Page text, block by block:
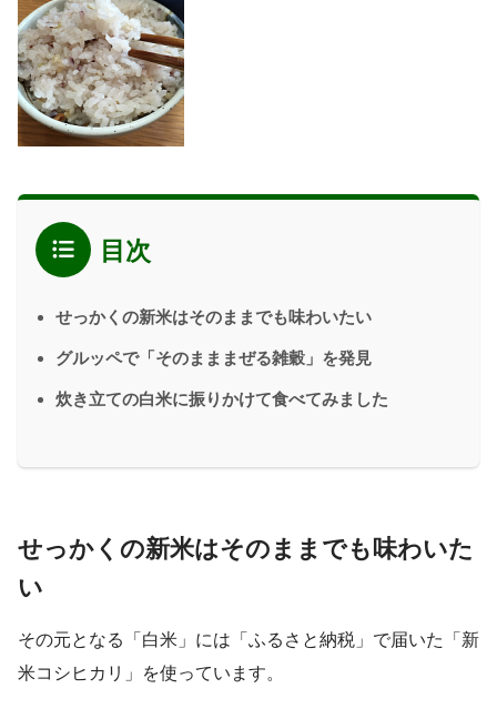
目次
せっかくの新米はそのままでも味わいたい
グルッペで「そのまままぜる雑穀」を発見
炊き立ての白米に振りかけて食べてみました
せっかくの新米はそのままでも味わいた
い
その元となる「白米」には「ふるさと納税」で届いた「新
米コシヒカリ」を使っています。